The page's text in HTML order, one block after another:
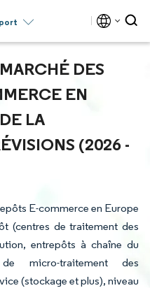
DES
EN
LA
(2026 -
E-commerce en Europe
(centres de traitement des
entrepôts à chaîne du
micro-traitement des
(stockage et plus), niveau